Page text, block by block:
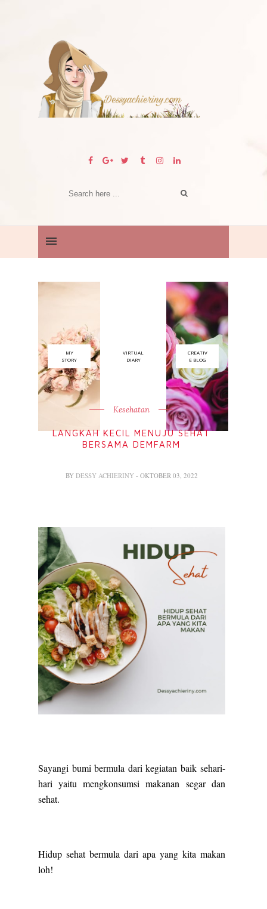
MY
STORY
VIRTUAL
DIARY
CREATIV
E BLOG
Kesehatan
LANGKAH KECIL MENUJU SEHAT
BERSAMA DEMFARM
BY DESSY ACHIERINY - OKTOBER 03, 2022
Sayangi bumi bermula dari kegiatan baik sehari-
hari yaitu mengkonsumsi makanan segar dan
sehat.
Hidup sehat bermula dari apa yang kita makan
loh!